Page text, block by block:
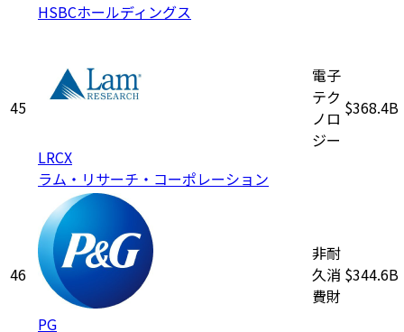
HSBCホールディングス
45
LRCX
ラム・リサーチ・コーポレーション
電子
テク
ノロ
ジー
$368.4B
46
PG
非耐
久消
費財
$344.6B